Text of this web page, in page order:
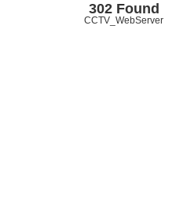
302 Found
CCTV_WebServer